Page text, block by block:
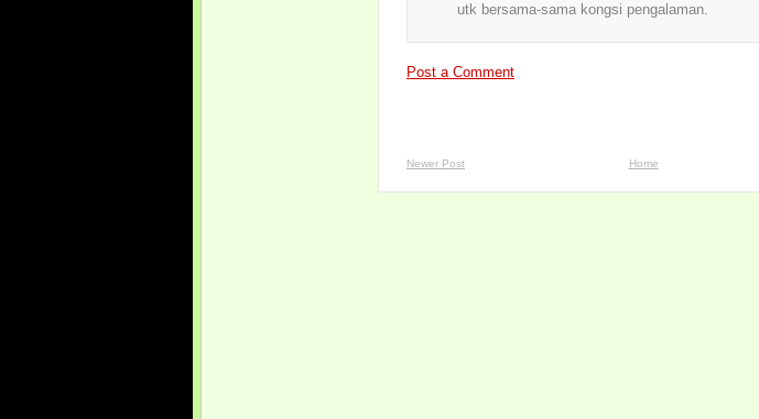
utk bersama-sama kongsi pengalaman.
Post a Comment
Newer Post Home